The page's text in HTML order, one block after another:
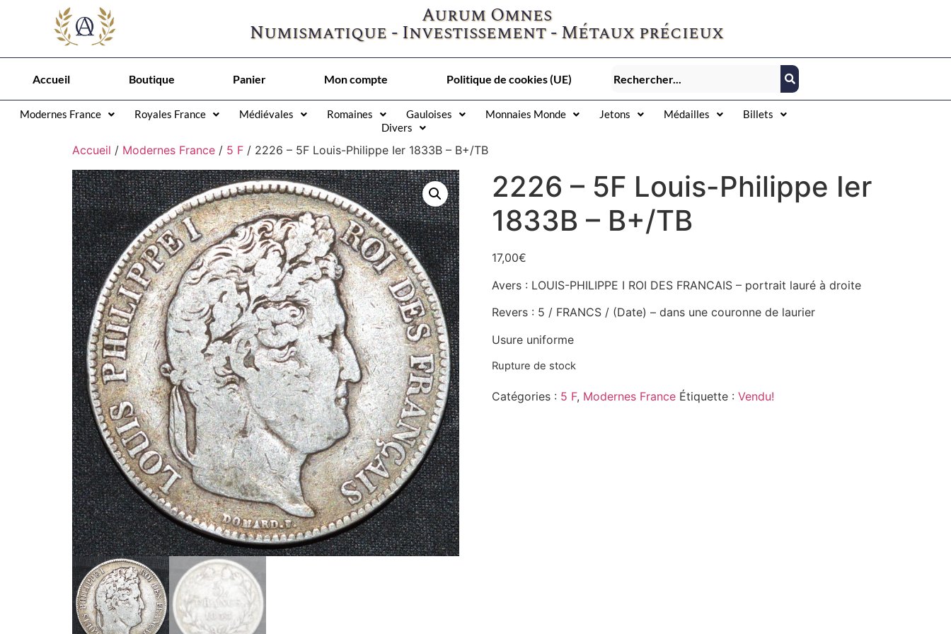
Aurum Omnes
Numismatique - Investissement - Métaux précieux
Accueil Boutique Panier Mon compte Politique de cookies (UE)
Modernes France Royales France Médiévales Romaines Gauloises Monnaies Monde Jetons Médailles
Billets
Divers
Accueil / Modernes France / 5 F / 2226 – 5F Louis-Philippe Ier 1833B – B+/TB
2226 – 5F Louis-Philippe Ier
1833B – B+/TB
17,00€
Avers : LOUIS-PHILIPPE I ROI DES FRANCAIS – portrait lauré à droite
Revers : 5 / FRANCS / (Date) – dans une couronne de laurier
Usure uniforme
Rupture de stock
Catégories : 5 F, Modernes France Étiquette : Vendu!